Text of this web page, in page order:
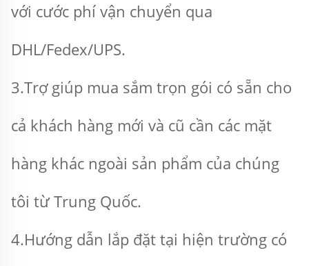
với cước phí vận chuyển qua
DHL/Fedex/UPS.
3.Trợ giúp mua sắm trọn gói có sẵn cho
cả khách hàng mới và cũ cần các mặt
hàng khác ngoài sản phẩm của chúng
tôi từ Trung Quốc.
4.Hướng dẫn lắp đặt tại hiện trường có